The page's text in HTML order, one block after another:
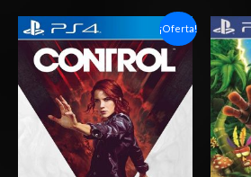
¡Oferta!
Rango
de
precios:
desde
$6.03
hasta
$10.03